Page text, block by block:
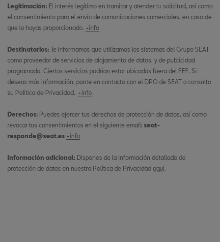
Legitimación: El interés legítimo en tramitar y atender tu solicitud, así como
el consentimiento para el envío de comunicaciones comerciales, en caso de
que lo hayas proporcionado. +info
Destinatarios: Te informamos que utilizamos los sistemas del Grupo SEAT
como proveedor de servicios de alojamiento de datos, y de publicidad
programada. Ciertos servicios podrían estar ubicados fuera del EEE. Si
deseas más información, ponte en contacto con el DPO de SEAT o consulta
su Política de Privacidad. +info
Derechos: Puedes ejercer tus derechos de protección de datos, así como
revocar tus consentimientos en el siguiente email: seat-
responde@seat.es +info
Información adicional: Dispones de la información detallada de
protección de datos en nuestra Política de Privacidad aquí.